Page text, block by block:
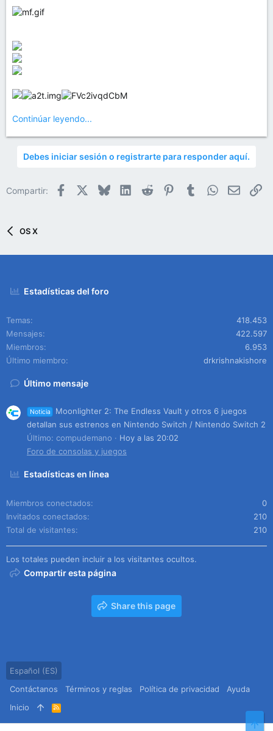
Continúar leyendo...
Debes iniciar sesión o registrarte para responder aquí.
Compartir: Facebook BlueskyLinkedIn
Reddit PinterestTumblrWhatsApp
Email
OS X
Estadísticas del foro
Temas
418.453
Mensajes
422.597
Miembros
6.953
Último miembro
drkrishnakishore
Último mensaje
Noticia
Moonlighter 2: The Endless Vault y otros 6 juegos
detallan sus estrenos en Nintendo Switch / Nintendo Switch 2
Último: compudemano
Hoy a las 20:02
Foro de consolas y juegos
Estadísticas en línea
Miembros conectados
0
Invitados conectados
210
Total de visitantes
210
Los totales pueden incluir a los visitantes ocultos.
Compartir esta página
Share this page
Español (ES)
Contáctanos
Términos y reglas Política de privacidad
Ayuda
Inicio
R
S
S